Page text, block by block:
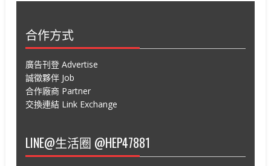
合作方式
廣告刊登 Advertise
誠徵夥伴 Job
合作廠商 Partner
交換連結 Link Exchange
LINE@生活圈 @HEP47881